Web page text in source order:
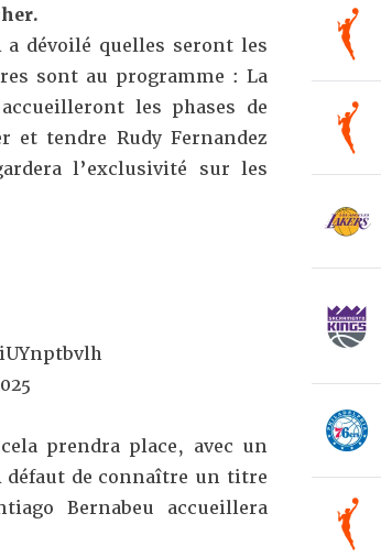
dévoilé quelles seront les
sont au programme : La
les phases de
et tendre Rudy Fernandez
l’exclusivité sur les
prendra place, avec un
de connaître un titre
Bernabeu accueillera